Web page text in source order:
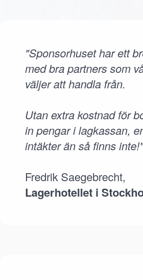
"Sponsorhuset har ett
med bra partners som
väljer att handla från.
Utan extra kostnad för
in pengar i lagkassan,
intäkter än så finns inte!"
Fredrik Saegebrecht,
Lagerhotellet i